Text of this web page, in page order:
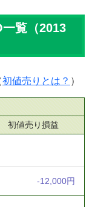
覧（2013
初値売りとは？ ）
初値売り損益
-12,000円